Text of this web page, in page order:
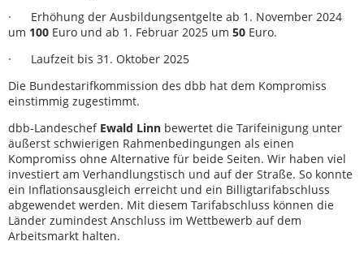
· Erhöhung der Ausbildungsentgelte ab 1. November 2024
um 100 Euro und ab 1. Februar 2025 um 50 Euro.
· Laufzeit bis 31. Oktober 2025
Die Bundestarifkommission des dbb hat dem Kompromiss
einstimmig zugestimmt.
dbb-Landeschef Ewald Linn bewertet die Tarifeinigung unter
äußerst schwierigen Rahmenbedingungen als einen
Kompromiss ohne Alternative für beide Seiten. Wir haben viel
investiert am Verhandlungstisch und auf der Straße. So konnte
ein Inflationsausgleich erreicht und ein Billigtarifabschluss
abgewendet werden. Mit diesem Tarifabschluss können die
Länder zumindest Anschluss im Wettbewerb auf dem
Arbeitsmarkt halten.